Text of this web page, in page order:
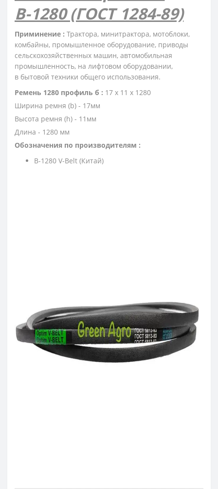
В-1280 (ГОСТ 1284-89)
Приминение : Трактора, минитрактора, мотоблоки,
комбайны, промышленное оборудование, приводы
сельскохозяйственных машин, автомобильная
промышленность, на лифтовом оборудовании,
в бытовой техники общего использования.
Ремень 1280 профиль б : 17 х 11 х 1280
Ширина ремня (b) - 17мм
Высота ремня (h) - 11мм
Длина - 1280 мм
Обозначения по производителям :
B-1280 V-Belt (Китай)